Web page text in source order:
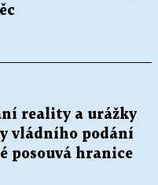
reality a urážky
vládního podání
posouvá hranice